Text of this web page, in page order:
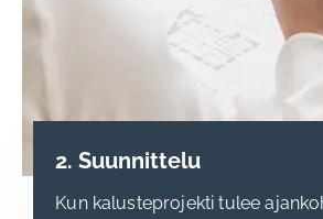
2. Suunnittelu
Kun kalusteprojekti tulee